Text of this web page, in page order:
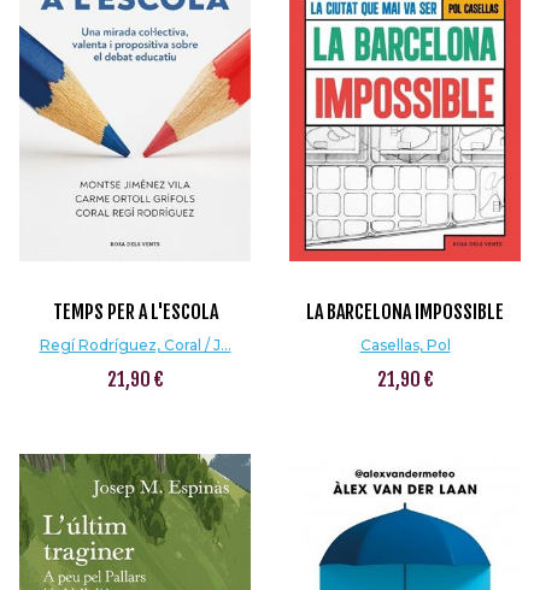
TEMPS PER A L'ESCOLA
Regí Rodríguez, Coral / J...
21,90 €
LA BARCELONA IMPOSSIBLE
Casellas, Pol
21,90 €